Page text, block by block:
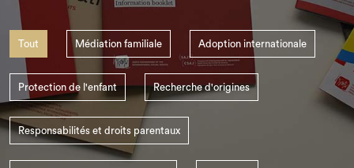
Tout Médiation familiale Adoption internationale
Protection de l'enfant Recherche d'origines
Responsabilités et droits parentaux